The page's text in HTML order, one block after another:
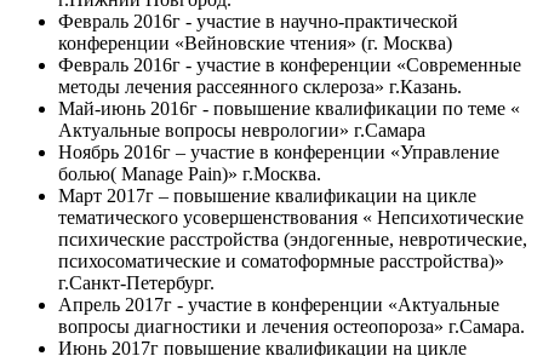
Февраль 2016г - участие в научно-практической
конференции «Вейновские чтения» (г. Москва)
Февраль 2016г - участие в конференции «Современные
методы лечения рассеянного склероза» г.Казань.
Май-июнь 2016г - повышение квалификации по теме «
Актуальные вопросы неврологии» г.Самара
Ноябрь 2016г – участие в конференции «Управление
болью( Manage Pain)» г.Москва.
Март 2017г – повышение квалификации на цикле
тематического усовершенствования « Непсихотические
психические расстройства (эндогенные, невротические,
психосоматические и соматоформные расстройства)»
г.Санкт-Петербург.
Апрель 2017г - участие в конференции «Актуальные
вопросы диагностики и лечения остеопороза» г.Самара.
Июнь 2017г повышение квалификации на цикле